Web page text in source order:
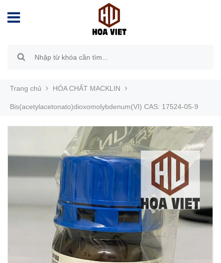
Trang chủ HÓA CHẤT MACKLIN
Bis(acetylacetonato)dioxomolybdenum(VI) CAS: 17524-05-9